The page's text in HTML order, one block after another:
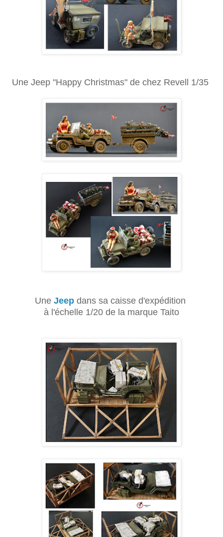
Une Jeep "Happy Christmas" de chez Revell 1/35
Une Jeep dans sa caisse d'expédition
à l'échelle 1/20 de la marque Taito